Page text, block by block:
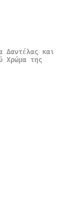
Δαντέλας και
Χρώμα της